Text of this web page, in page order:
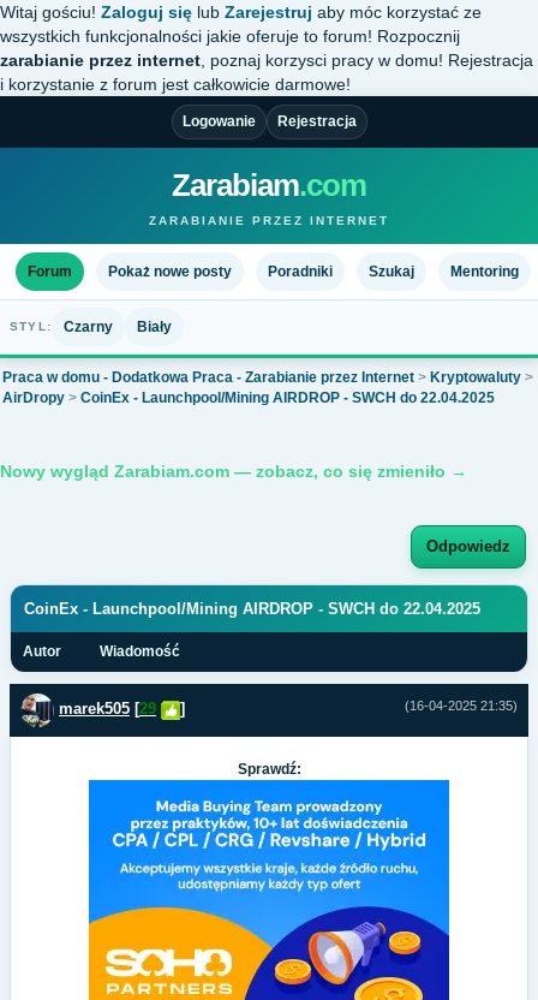
Witaj gościu! Zaloguj się lub Zarejestruj aby móc korzystać ze
wszystkich funkcjonalności jakie oferuje to forum! Rozpocznij
zarabianie przez internet , poznaj korzysci pracy w domu! Rejestracja
i korzystanie z forum jest całkowicie darmowe!
Logowanie Rejestracja
Zarabiam.com
ZARABIANIE PRZEZ INTERNET
Forum Pokaż nowe posty Poradniki Szukaj Mentoring
STYL: Czarny Biały
Praca w domu - Dodatkowa Praca - Zarabianie przez Internet > Kryptowaluty >
AirDropy > CoinEx - Launchpool/Mining AIRDROP - SWCH do 22.04.2025
Nowy wygląd Zarabiam.com — zobacz, co się zmieniło →
Odpowiedz
CoinEx - Launchpool/Mining AIRDROP - SWCH do 22.04.2025
Autor Wiadomość
(16-04-2025 21:35)
marek505 [29 ]
Sprawdź: